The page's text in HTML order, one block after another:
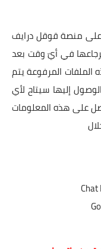
على منصة قوقل درايف
في أيّ وقت بعد
المرفوعة يتم
إليها سيتاح لأي
على هذه المعلومات